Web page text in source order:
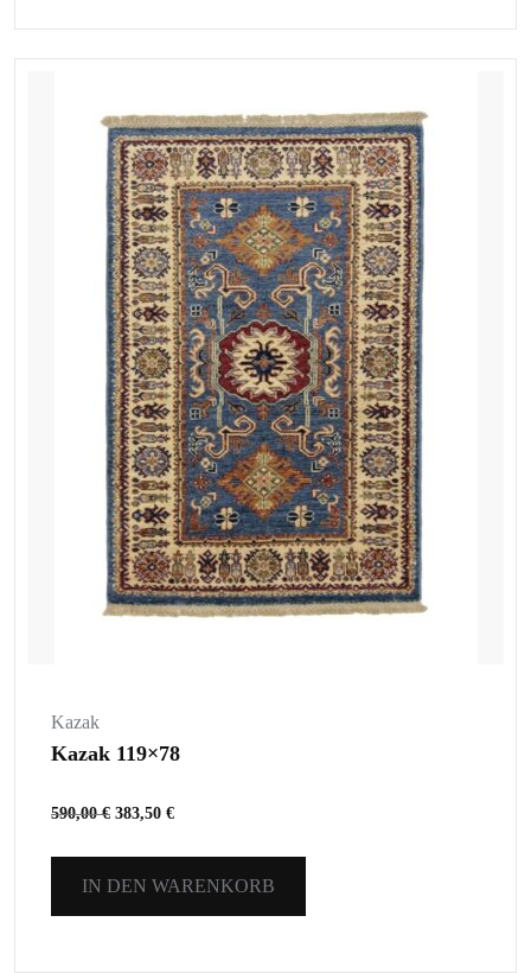
Kazak
Kazak 119×78
590,00€ 383,50 €
IN DEN WARENKORB